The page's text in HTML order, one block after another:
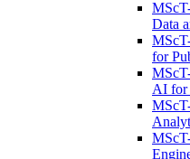
Data
for
AI for